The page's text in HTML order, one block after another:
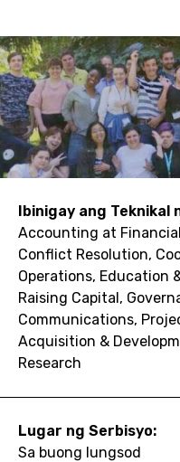
Ibinigay ang Teknikal
Accounting at
Conflict Resolution,
Operations, Education
Raising Capital,
Communications,
Acquisition &
Research
Lugar ng Serbisyo:
Sa buong lungsod